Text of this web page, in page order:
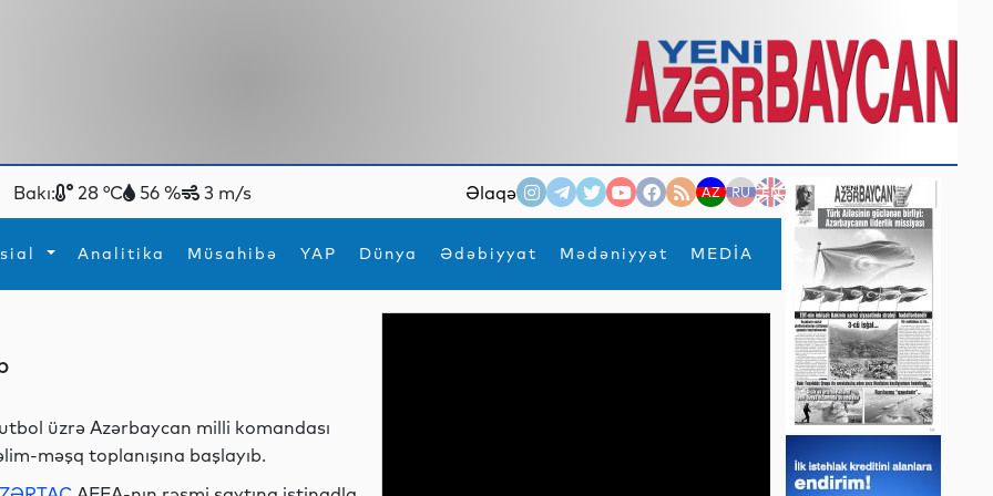
Bakı: 28 °C 56 % 3 m/s Əlaqə AZ RU EN
Analitika Müsahibə YAP Dünya Ədəbiyyat Mədəniyyət MEDİA
×
üzrə Azərbaycan milli komandası
məşq toplanışına başlayıb.